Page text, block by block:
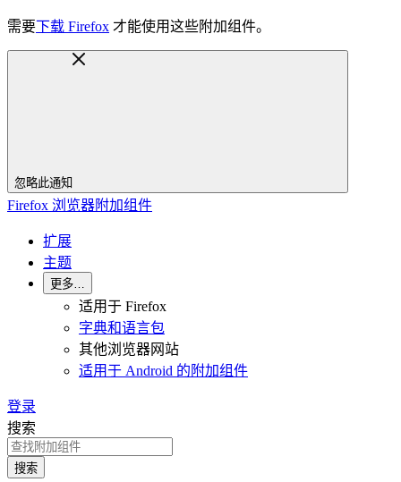
需要下载 Firefox 才能使用这些附加组件。
忽略此通知
Firefox 浏览器附加组件
扩展
主题
更多…
适用于 Firefox
字典和语言包
其他浏览器网站
适用于 Android 的附加组件
登录
搜索
搜索